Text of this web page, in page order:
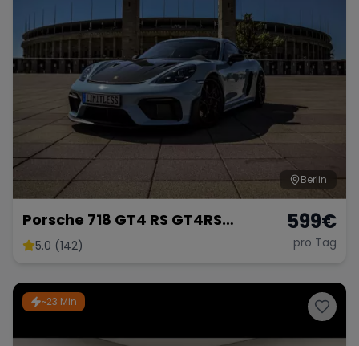
Berlin
Porsche 718 GT4 RS GT4RS
Weissach PDK 2025 Mieten
GT3 GT3RS Berlin 911
5.0 (142)
599€
pro Tag
~23 Min